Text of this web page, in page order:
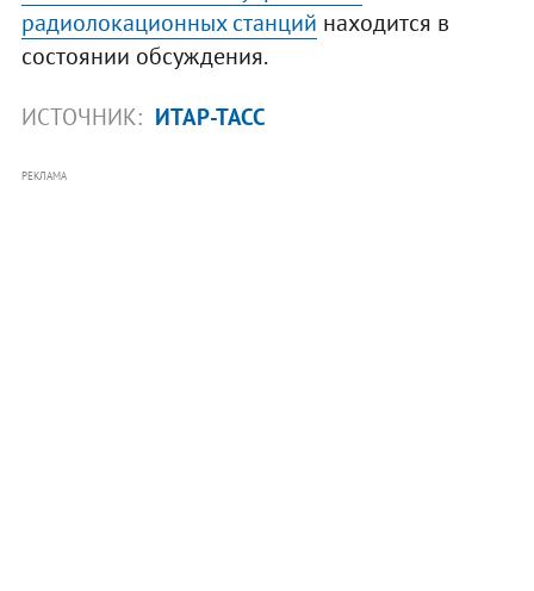
радиолокационных станций находится в
состоянии обсуждения.
ИСТОЧНИК: ИТАР-ТАСС
РЕКЛАМА